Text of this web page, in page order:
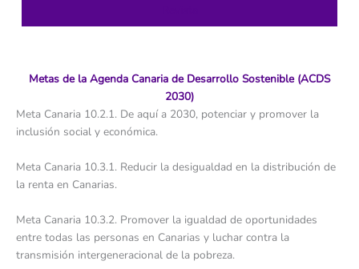
Metas de la Agenda Canaria de Desarrollo Sostenible (ACDS
2030)
Meta Canaria 10.2.1. De aquí a 2030, potenciar y promover la
inclusión social y económica.
Meta Canaria 10.3.1. Reducir la desigualdad en la distribución de
la renta en Canarias.
Meta Canaria 10.3.2. Promover la igualdad de oportunidades
entre todas las personas en Canarias y luchar contra la
transmisión intergeneracional de la pobreza.